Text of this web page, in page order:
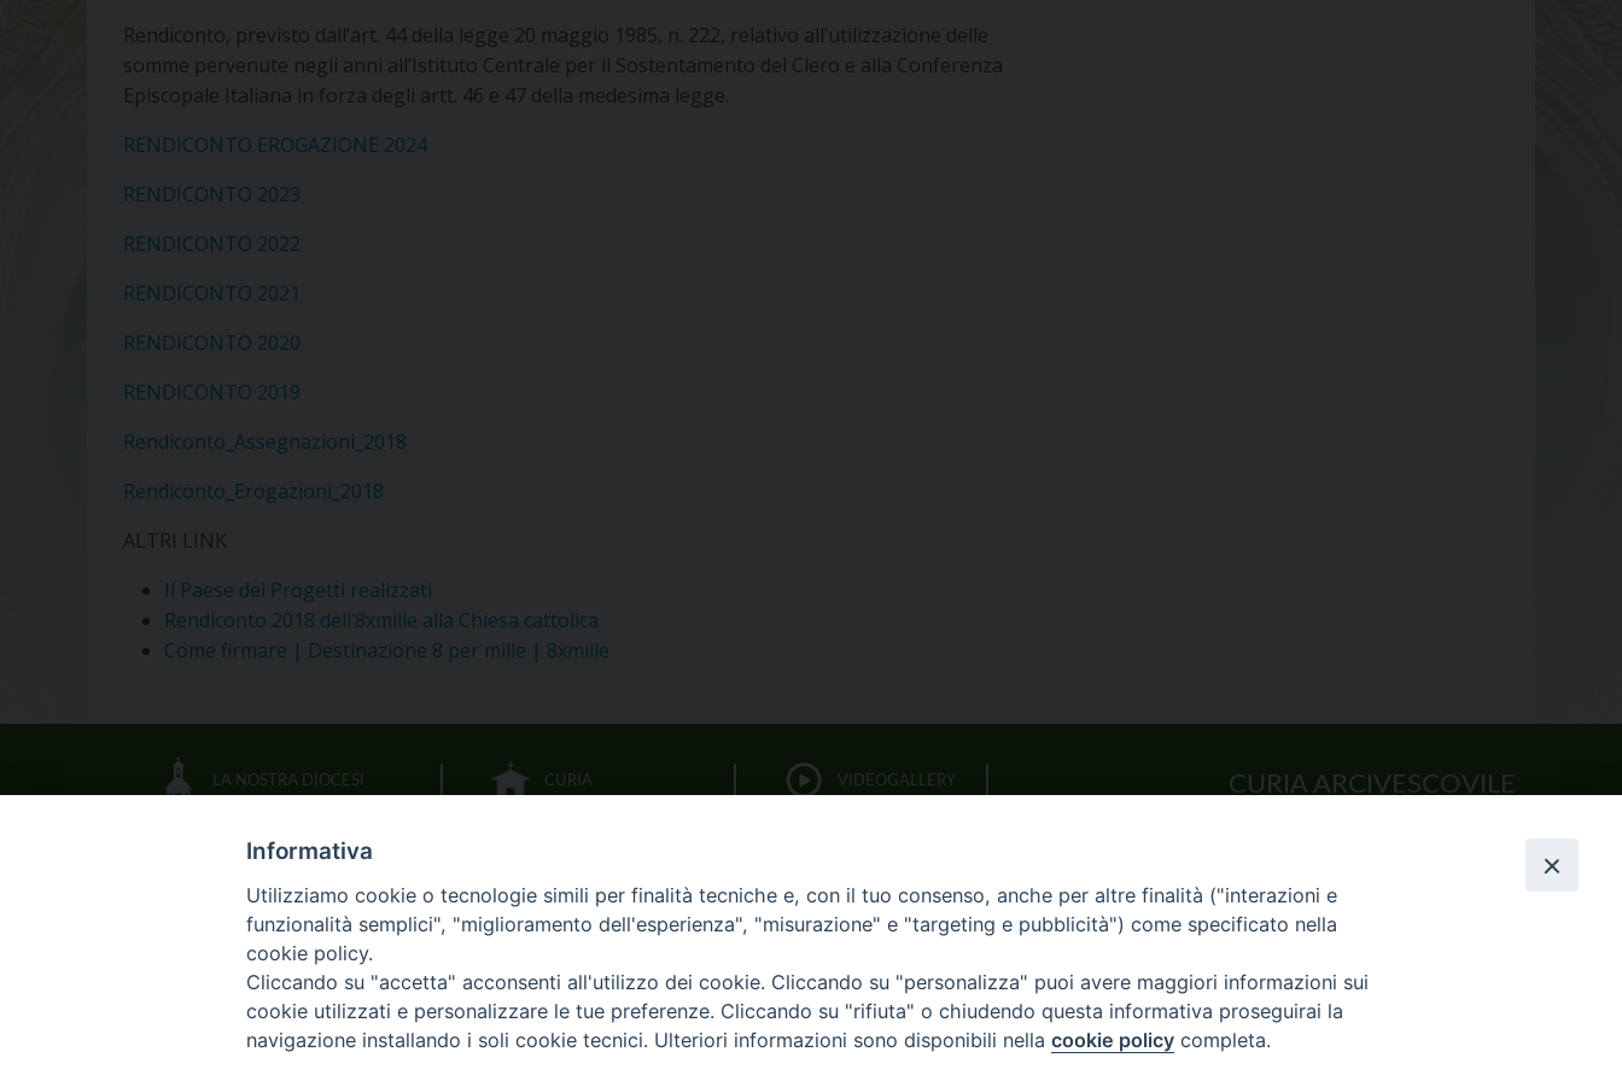
Rendiconto, previsto dall’art. 44 della legge 20 maggio 1985, n. 222, relativo all’utilizzazione delle
somme pervenute negli anni all’Istituto Centrale per il Sostentamento del Clero e alla Conferenza
Episcopale Italiana in forza degli artt. 46 e 47 della medesima legge.
RENDICONTO EROGAZIONE 2024
RENDICONTO 2023
RENDICONTO 2022
RENDICONTO 2021
RENDICONTO 2020
RENDICONTO 2019
Rendiconto_Assegnazioni_2018
Rendiconto_Erogazioni_2018
ALTRI LINK
Il Paese dei Progetti realizzati
Rendiconto 2018 dell’8xmille alla Chiesa cattolica
Come firmare | Destinazione 8 per mille | 8xmille
LA NOSTRA DIOCESI
IL VESCOVO
CALENDARIO DIOCESANO
CURIA
LITURGIA DELLE ORE
BIBBIA CEI ON LINE
VIDEOGALLERY CURIA ARCIVESCOVILE
curia.acerenza@tiscali.it
Informativa
Utilizziamo cookie o tecnologie simili per finalità tecniche e, con il tuo consenso, anche per altre finalità ("interazioni e
funzionalità semplici", "miglioramento dell'esperienza", "misurazione" e "targeting e pubblicità") come specificato nella
cookie policy.
Cliccando su "accetta" acconsenti all'utilizzo dei cookie. Cliccando su "personalizza" puoi avere maggiori informazioni sui
cookie utilizzati e personalizzare le tue preferenze. Cliccando su "rifiuta" o chiudendo questa informativa proseguirai la
navigazione installando i soli cookie tecnici. Ulteriori informazioni sono disponibili nella cookie policy completa.